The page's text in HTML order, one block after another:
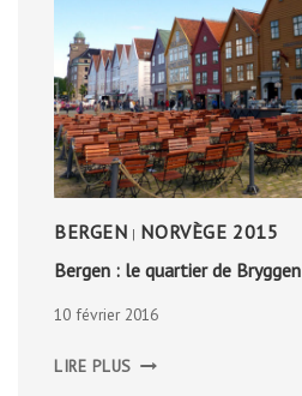
BERGEN | NORVÈGE 2015
Bergen : le quartier de Bryggen
10 février 2016
LIRE PLUS